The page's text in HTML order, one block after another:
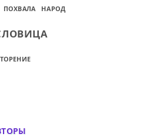
ПОХВАЛА НАРОД